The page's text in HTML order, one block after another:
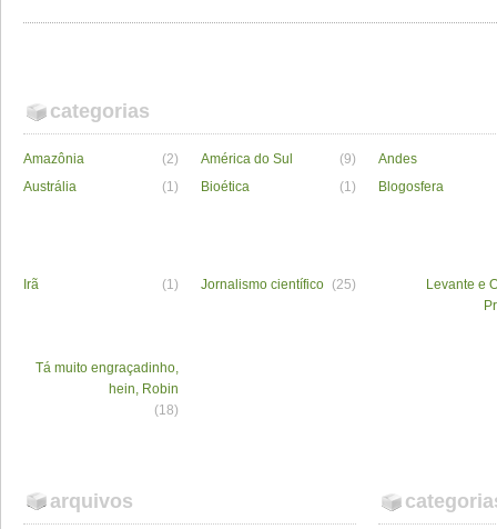
categorias
Amazônia (2) América do Sul (9)
Andes
Austrália
(1) Bioética (1) Blogosfera
Irã (1) Jornalismo científico (25)
Levante e
Tá muito engraçadinho,
hein, Robin
(18)
arquivos